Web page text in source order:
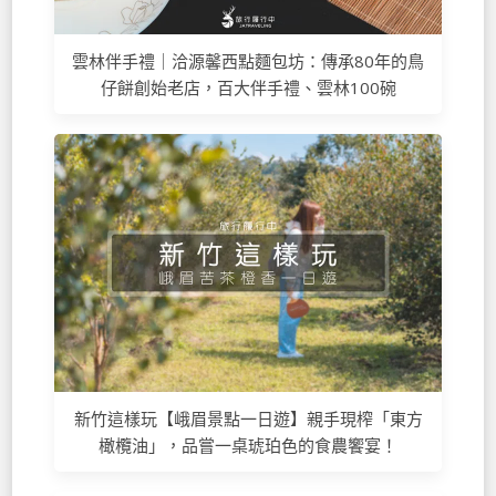
雲林伴手禮｜洽源馨西點麵包坊：傳承80年的鳥
仔餅創始老店，百大伴手禮、雲林100碗
新竹這樣玩【峨眉景點一日遊】親手現榨「東方
橄欖油」，品嘗一桌琥珀色的食農饗宴！